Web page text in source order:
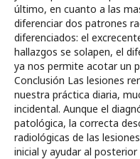
último, en cuanto a las
diferenciar dos patrones
diferenciados: el
hallazgos se solapen, el
ya nos permite acotar un
Conclusión Las lesiones
nuestra práctica diaria,
incidental. Aunque el
patológica, la correcta
radiológicas de las
inicial y ayudar al